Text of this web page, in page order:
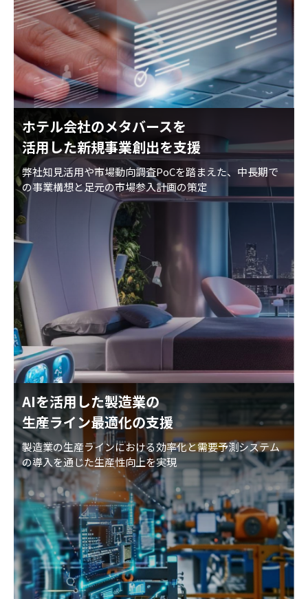
ホテル会社のメタバースを
活用した新規事業創出を支援
弊社知見活用や市場動向調査PoCを踏まえた、中長期で
の事業構想と足元の市場参入計画の策定
AIを活用した製造業の
生産ライン最適化の支援
製造業の生産ラインにおける効率化と需要予測システム
の導入を通じた生産性向上を実現